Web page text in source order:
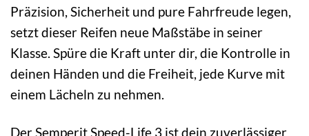
Präzision, Sicherheit und pure Fahrfreude legen,
setzt dieser Reifen neue Maßstäbe in seiner
Klasse. Spüre die Kraft unter dir, die Kontrolle in
deinen Händen und die Freiheit, jede Kurve mit
einem Lächeln zu nehmen.
Der Semperit Speed-Life 3 ist dein zuverlässiger